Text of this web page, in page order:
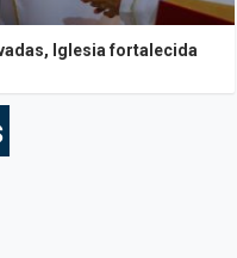
Iglesia fortalecida